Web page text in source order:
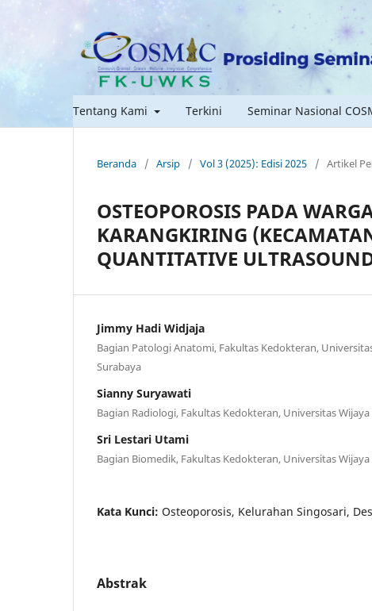
Tentang Kami Terkini Seminar Nasional
Beranda / Arsip / Vol 3 (2025): Edisi 2025 / Artikel
OSTEOPOROSIS PADA
KARANGKIRING
QUANTITATIVE
Jimmy Hadi Widjaja
Bagian Patologi Anatomi, Fakultas Kedokteran,
Surabaya
Sianny Suryawati
Bagian Radiologi, Fakultas Kedokteran, Universitas
Sri Lestari Utami
Bagian Biomedik, Fakultas Kedokteran, Universitas
Kata Kunci: Osteoporosis, Kelurahan Singosari,
Abstrak